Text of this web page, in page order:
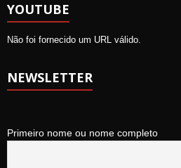
YOUTUBE
Não foi fornecido um URL válido.
NEWSLETTER
Primeiro nome ou nome completo